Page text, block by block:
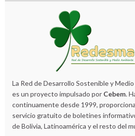
La Red de Desarrollo Sostenible y
es un proyecto impulsado por Cebem.
continuamente desde 1999,
servicio gratuito de boletines
de Bolivia, Latinoamérica y el resto del